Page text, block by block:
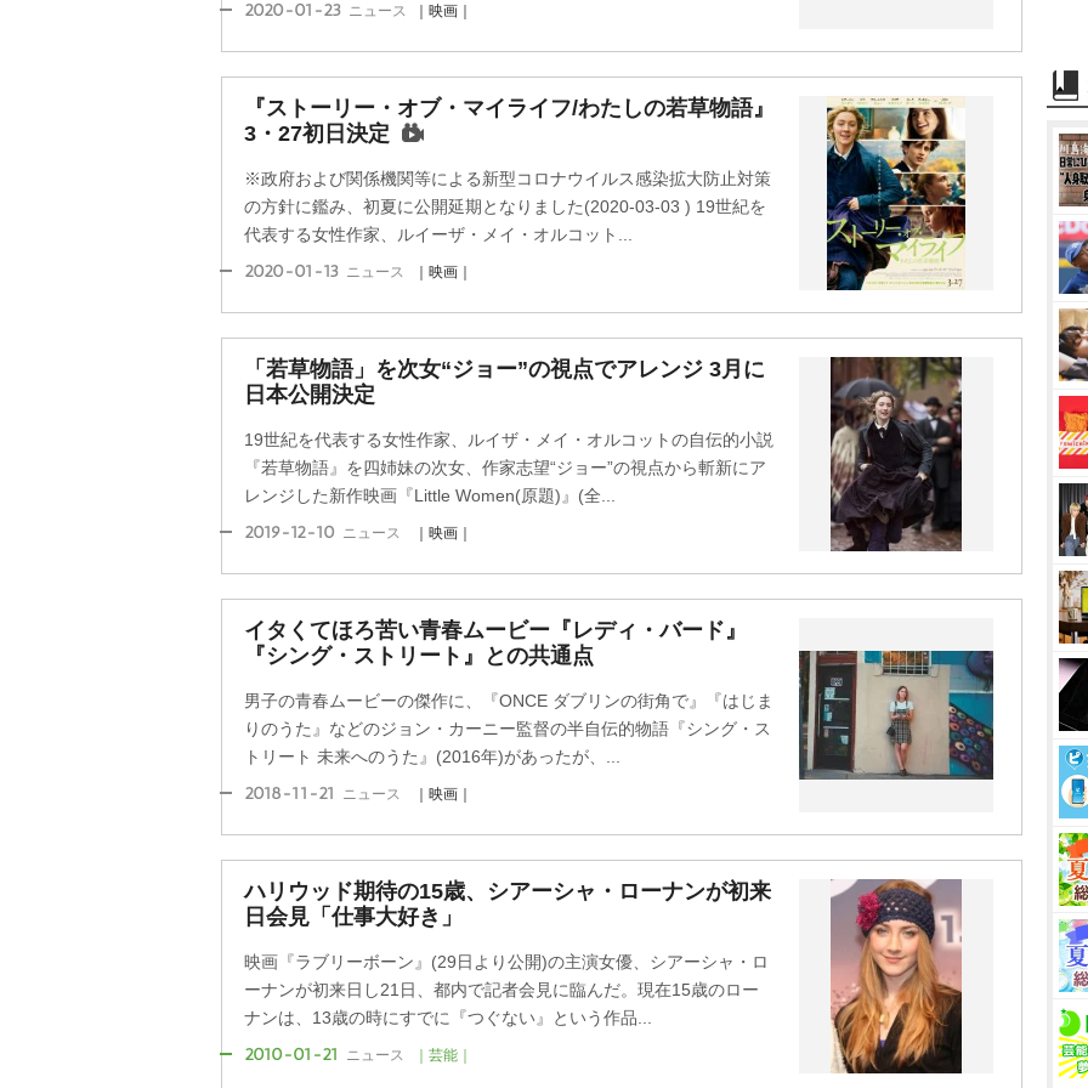
2020-01-23 ニュース ｜映画｜
『ストーリー・オブ・マイライフ/わたしの若草物語』
3・27初日決定
※政府および関係機関等による新型コロナウイルス感染拡大防止対策
の方針に鑑み、初夏に公開延期となりました(2020-03-03 ) 19世紀を
代表する女性作家、ルイーザ・メイ・オルコット...
2020-01-13 ニュース ｜映画｜
「若草物語」を次女“ジョー”の視点でアレンジ 3月に
日本公開決定
19世紀を代表する女性作家、ルイザ・メイ・オルコットの自伝的小説
『若草物語』を四姉妹の次女、作家志望“ジョー”の視点から斬新にア
レンジした新作映画『Little Women(原題)』(全...
2019-12-10 ニュース ｜映画｜
イタくてほろ苦い青春ムービー『レディ・バード』
『シング・ストリート』との共通点
男子の青春ムービーの傑作に、『ONCE ダブリンの街角で』『はじま
りのうた』などのジョン・カーニー監督の半自伝的物語『シング・ス
トリート 未来へのうた』(2016年)があったが、...
2018-11-21 ニュース ｜映画｜
ハリウッド期待の15歳、シアーシャ・ローナンが初来
日会見「仕事大好き」
映画『ラブリーボーン』(29日より公開)の主演女優、シアーシャ・ロ
ーナンが初来日し21日、都内で記者会見に臨んだ。現在15歳のロー
ナンは、13歳の時にすでに『つぐない』という作品...
2010-01-21 ニュース ｜芸能｜